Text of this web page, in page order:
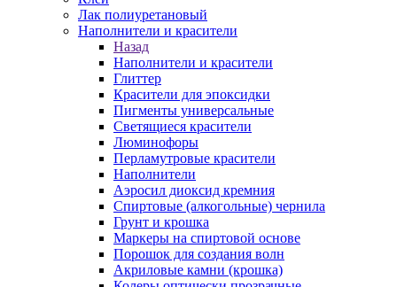
Лак полиуретановый
Наполнители и красители
Назад
Наполнители и красители
Глиттер
Красители для эпоксидки
Пигменты универсальные
Светящиеся красители
Люминофоры
Перламутровые красители
Наполнители
Аэросил диоксид кремния
Спиртовые (алкогольные) чернила
Грунт и крошка
Маркеры на спиртовой основе
Порошок для создания волн
Акриловые камни (крошка)